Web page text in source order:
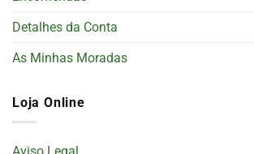
Detalhes da Conta
As Minhas Moradas
Loja Online